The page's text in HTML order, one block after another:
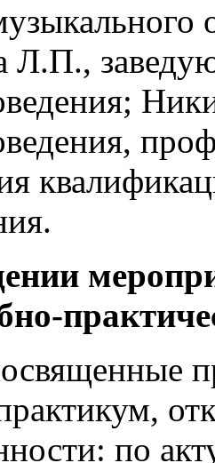
Л.П.,
по